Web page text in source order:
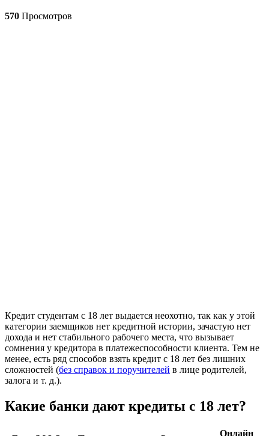
570 Просмотров
Кредит студентам с 18 лет выдается неохотно, так как у этой
категории заемщиков нет кредитной истории, зачастую нет
дохода и нет стабильного рабочего места, что вызывает
сомнения у кредитора в платежеспособности клиента. Тем не
менее, есть ряд способов взять кредит с 18 лет без лишних
сложностей (без справок и поручителей в лице родителей,
залога и т. д.).
Какие банки дают кредиты с 18 лет?
Онлайн